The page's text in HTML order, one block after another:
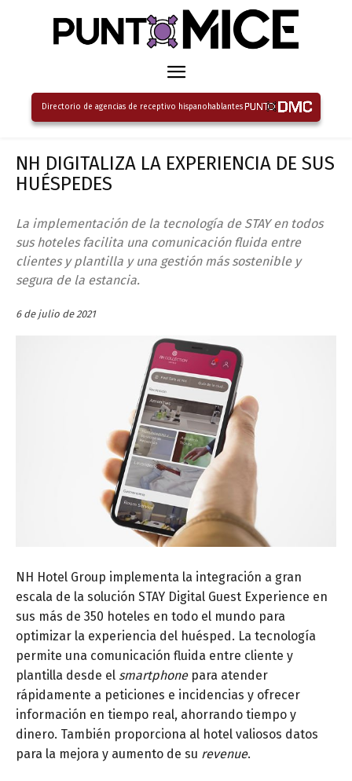
Directorio de agencias de receptivo hispanohablantes
NH DIGITALIZA LA EXPERIENCIA DE SUS
HUÉSPEDES
La implementación de la tecnología de STAY en todos
sus hoteles facilita una comunicación fluida entre
clientes y plantilla y una gestión más sostenible y
segura de la estancia.
6 de julio de 2021
NH Hotel Group implementa la integración a gran
escala de la solución STAY Digital Guest Experience en
sus más de 350 hoteles en todo el mundo para
optimizar la experiencia del huésped. La tecnología
permite una comunicación fluida entre cliente y
plantilla desde el smartphonepara atender
rápidamente a peticiones e incidencias y ofrecer
información en tiempo real, ahorrando tiempo y
dinero. También proporciona al hotel valiosos datos
para la mejora y aumento de su revenue.